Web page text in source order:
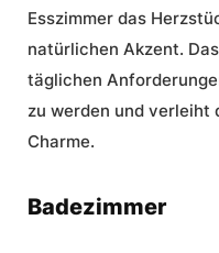
Esszimmer das
natürlichen Akzent.
täglichen
zu werden und verleiht
Charme.
Badezimmer